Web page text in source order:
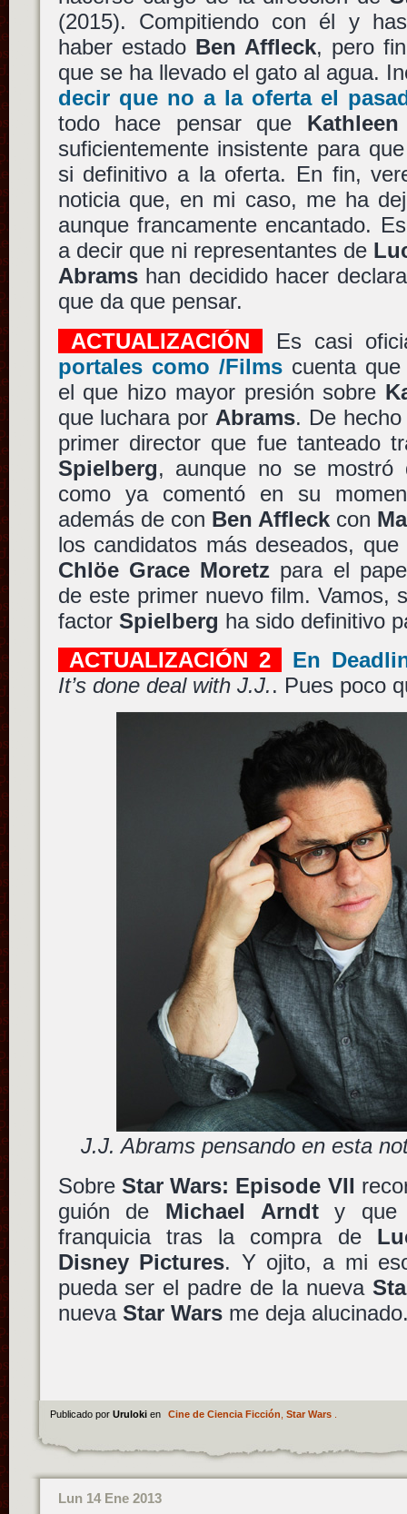
(2015). Compitiendo con él y
haber estado Ben Affleck, pero
que se ha llevado el gato al agua.
decir que no a la oferta el
todo hace pensar que
suficientemente insistente para
si definitivo a la oferta. En fin,
noticia que, en mi caso, me ha
aunque francamente encantado.
a decir que ni representantes de
Abramshan decidido hacer
que da que pensar.
ACTUALIZACIÓN
Es casi
portales como /Filmscuenta
el que hizo mayor presión sobre
que luchara por Abrams. De
primer director que fue tanteado
Spielberg, aunque no se mostró
como ya comentó en su
además de con Ben Affleck con
los candidatos más deseados,
Chlöe Grace Moretz para el
de este primer nuevo film. Vamos,
factor Spielberg ha sido definitivo
ACTUALIZACIÓN 2
En
It’s done deal with J.J.. Pues poco
J.J. Abrams pensando en esta
Sobre Star Wars: Episode VII
guión de Michael Arndty que
franquicia tras la compra de
Disney Pictures. Y ojito, a mi
pueda ser el padre de la nueva
nueva Star Warsme deja
Publicado por Uruloki en Cine de Ciencia Ficción Star Wars.
Lun 14 Ene 2013